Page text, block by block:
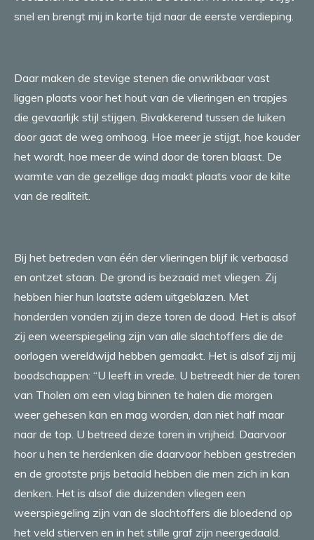
snel en brengt mij in korte tijd naar de eerste verdieping.
Daar maken de stevige stenen die onwrikbaar vast
liggen plaats voor het hout van de vlieringen en trapjes
die gevaarlijk stijl stijgen. Bivakkerend tussen de luiken
door gaat de weg omhoog. Hoe meer je stijgt, hoe kouder
het wordt, hoe meer de wind door de toren blaast. De
warmte van de gezellige dag maakt plaats voor de kilte
van de realiteit.
Bij het betreden van één der vlieringen blijf ik verbaasd
en ontzet staan. De grond is bezaaid met vliegen. Zij
hebben hier hun laatste adem uitgeblazen. Met
honderden vonden zij in deze toren de dood. Het is alsof
zij een weerspiegeling zijn van alle slachtoffers die de
oorlogen wereldwijd hebben gemaakt. Het is alsof zij mij
boodschappen: “U leeft in vrede. U betreedt hier de toren
van Tholen om een vlag binnen te halen die morgen
weer gehesen kan en mag worden, dan niet half maar
naar de top. U betreed deze toren in vrijheid. Daarvoor
hoor u hen te herdenken die daarvoor hebben gestreden
en de grootste prijs betaald hebben die men zich in kan
denken. Het is alsof die duizenden vliegen een
weerspiegeling zijn van de slachtoffers die bloedend op
het veld stierven en in het stille graf zijn neergedaald.